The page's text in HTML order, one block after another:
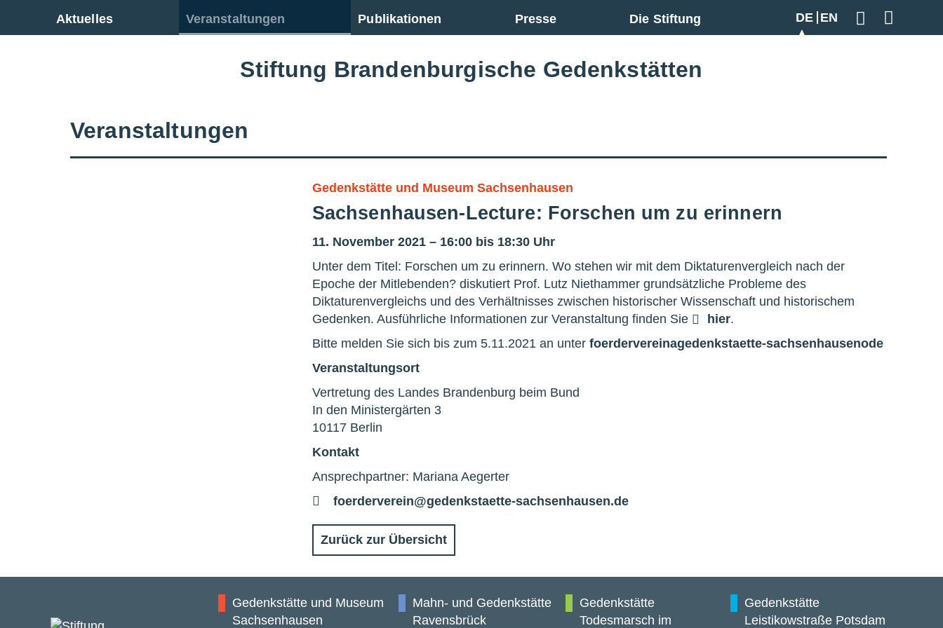
Aktuelles Veranstaltungen Publikationen Presse Die Stiftung DE EN
Zur Gesamtübersicht
Stiftung Brandenburgische Gedenkstätten
Veranstaltungen
Gedenkstätte und Museum Sachsenhausen
Sachsenhausen-Lecture: Forschen um zu erinnern
11. November 2021 – 16:00 bis 18:30 Uhr
Unter dem Titel: Forschen um zu erinnern. Wo stehen wir mit dem Diktaturenvergleich nach der
Epoche der Mitlebenden? diskutiert Prof. Lutz Niethammer grundsätzliche Probleme des
Diktaturenvergleichs und des Verhältnisses zwischen historischer Wissenschaft und historischem
Gedenken. Ausführliche Informationen zur Veranstaltung finden Sie
hier.
Bitte melden Sie sich bis zum 5.11.2021 an unter foerdervereinagedenkstaette-sachsenhausenode
Veranstaltungsort
Vertretung des Landes Brandenburg beim Bund
In den Ministergärten 3
10117 Berlin
Kontakt
Ansprechpartner: Mariana Aegerter
E-
foerderverein@gedenkstaette-sachsenhausen.de
Zurück zur Übersicht
Gedenkstätte und Museum
Sachsenhausen
Mahn- und Gedenkstätte
Ravensbrück
Gedenkstätte
Todesmarsch im
Gedenkstätte
Leistikowstraße Potsdam